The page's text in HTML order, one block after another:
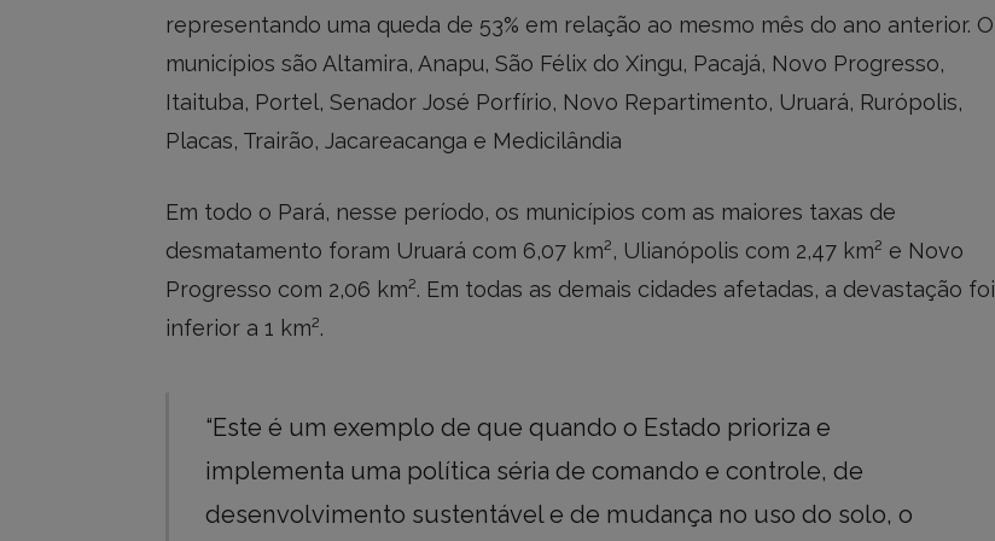
representando uma queda de 53% em relação ao mesmo mês do ano anterior. O
municípios são Altamira, Anapu, São Félix do Xingu, Pacajá, Novo Progresso,
Itaituba, Portel, Senador José Porfírio, Novo Repartimento, Uruará, Rurópolis,
Placas, Trairão, Jacareacanga e Medicilândia
Em todo o Pará, nesse período, os municípios com as maiores taxas de
desmatamento foram Uruará com 6,07 km², Ulianópolis com 2,47 km² e Novo
Progresso com 2,06 km². Em todas as demais cidades afetadas, a devastação foi
inferior a 1 km².
“Este é um exemplo de que quando o Estado prioriza e
implementa uma política séria de comando e controle, de
desenvolvimento sustentável e de mudança no uso do solo, o